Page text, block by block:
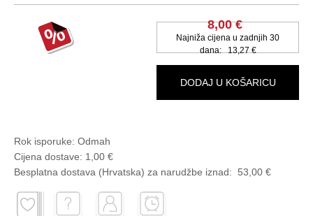
8,00 €
Najniža cijena u zadnjih 30
dana:13,27 €
DODAJ U KOŠARICU
Rok isporuke: Odmah
Cijena dostave: 1,00 €
Besplatna dostava (Hrvatska) za narudžbe iznad: 53,00 €